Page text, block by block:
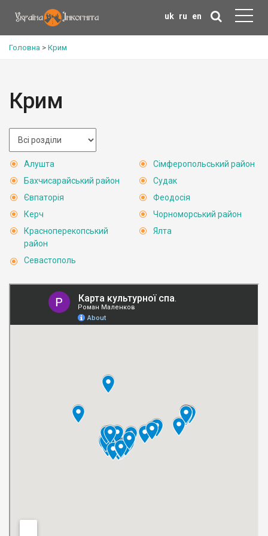
uk ru en
Головна > Крим
Крим
Алушта
Бахчисарайський район
Євпаторія
Керч
Красноперекопський
район
Севастополь
Сімферопольський район
Судак
Феодосія
Чорноморський район
Ялта